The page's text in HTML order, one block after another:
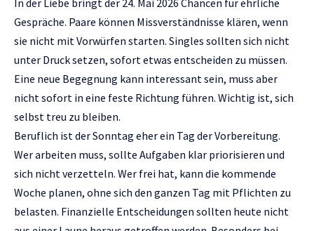
Gespräche. Paare können Missverständnisse klären, wenn
sie nicht mit Vorwürfen starten. Singles sollten sich nicht
unter Druck setzen, sofort etwas entscheiden zu müssen.
Eine neue Begegnung kann interessant sein, muss aber
nicht sofort in eine feste Richtung führen. Wichtig ist, sich
selbst treu zu bleiben.
Beruflich ist der Sonntag eher ein Tag der Vorbereitung.
Wer arbeiten muss, sollte Aufgaben klar priorisieren und
sich nicht verzetteln. Wer frei hat, kann die kommende
Woche planen, ohne sich den ganzen Tag mit Pflichten zu
belasten. Finanzielle Entscheidungen sollten heute nicht